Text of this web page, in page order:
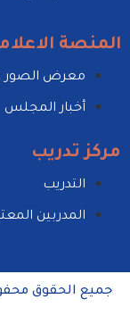
المنصة
معرض الصور و
أخبار المجلس
مركز تدريب
التدريب
المدربين